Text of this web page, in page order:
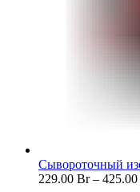
Сывороточный
229.00 Br– 425.00